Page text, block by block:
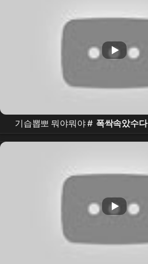
기습뽑뽀 뭐야뭐야 # 폭싹속았수다
유 #관식이